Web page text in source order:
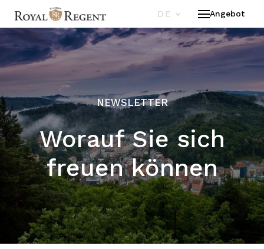
Angebot
DE
DE
NEWSLETTER
Worauf Sie sich
freuen können